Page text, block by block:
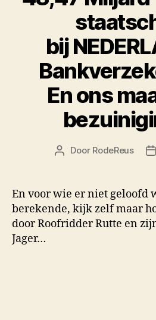
bij
En ons
Berichtauteur
Door RodeReus
En voor wie er niet geloofd
berekende, kijk zelf maar
door Roofridder Rutte en
Jager…